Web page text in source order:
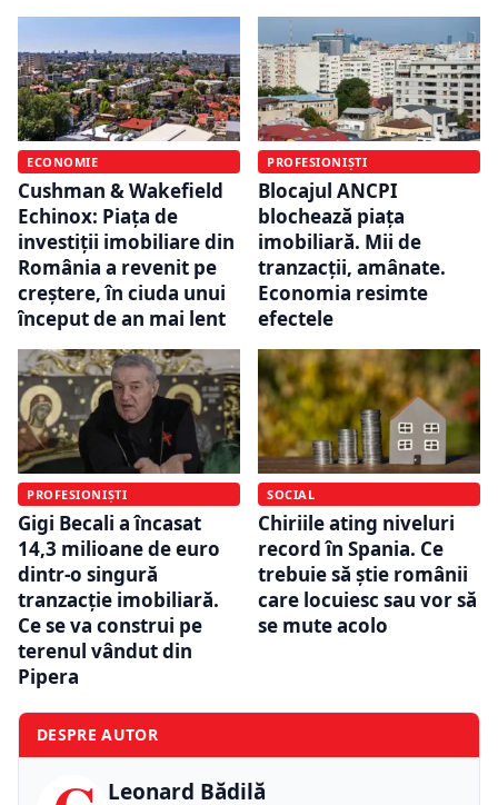
ECONOMIE
Cushman & Wakefield
Echinox: Piața de
investiții imobiliare din
România a revenit pe
creștere, în ciuda unui
început de an mai lent
PROFESIONIȘTI
Blocajul ANCPI
blochează piața
imobiliară. Mii de
tranzacții, amânate.
Economia resimte
efectele
PROFESIONIȘTI
Gigi Becali a încasat
14,3 milioane de euro
dintr-o singură
tranzacție imobiliară.
Ce se va construi pe
terenul vândut din
Pipera
SOCIAL
Chiriile ating niveluri
record în Spania. Ce
trebuie să știe românii
care locuiesc sau vor să
se mute acolo
DESPRE AUTOR
Leonard Bădilă